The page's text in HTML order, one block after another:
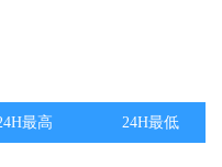
最高 24H最低